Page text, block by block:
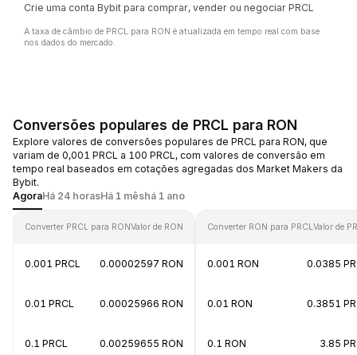
Crie uma conta Bybit para comprar, vender ou negociar PRCL
A taxa de câmbio de PRCL para RON é atualizada em tempo real com base
nos dados do mercado.
Conversões populares de PRCL para RON
Explore valores de conversões populares de PRCL para RON, que
variam de 0,001 PRCL a 100 PRCL, com valores de conversão em
tempo real baseados em cotações agregadas dos Market Makers da
Bybit.
AgoraHá 24 horasHá 1 mêshá 1 ano
Converter PRCL para RONValor de RON
0.001 PRCL 0.00002597 RON
0.01 PRCL 0.00025966 RON
0.1 PRCL 0.00259655 RON
Converter RON para PRCL Valor de
0.001 RON 0.0385
0.01 RON 0.3851
0.1 RON 3.85